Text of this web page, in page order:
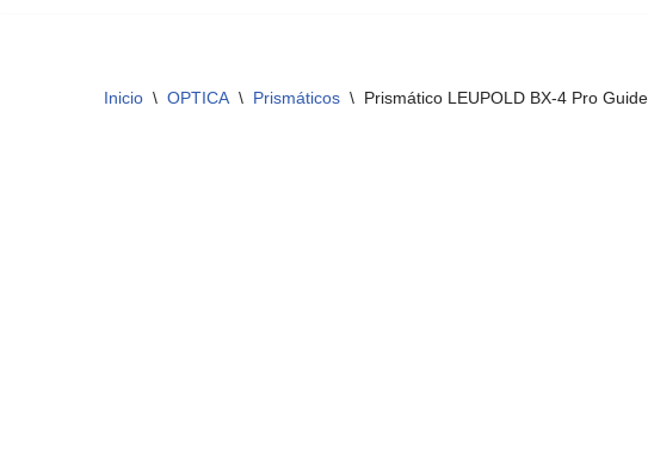
Inicio \ OPTICA \ Prismáticos \ Prismático LEUPOLD BX-4 Pro